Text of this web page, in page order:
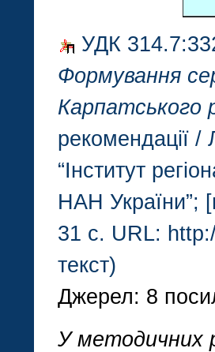
УДК
Формування
Карпатського
рекомендації
“Інститут
НАН України”;
31 с. URL:
текст)
Джерел: 8
У методичних